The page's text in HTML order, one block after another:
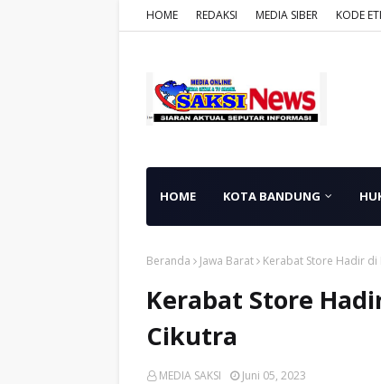
HOME REDAKSI MEDIA SIBER KODE
HOME KOTA BANDUNG
Beranda Jawa Barat Kerabat Store Hadir di
Kerabat Store
Cikutra
MEDIA SAKSI Juni 05, 2023